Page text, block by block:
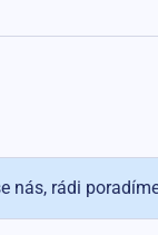
nás, rádi